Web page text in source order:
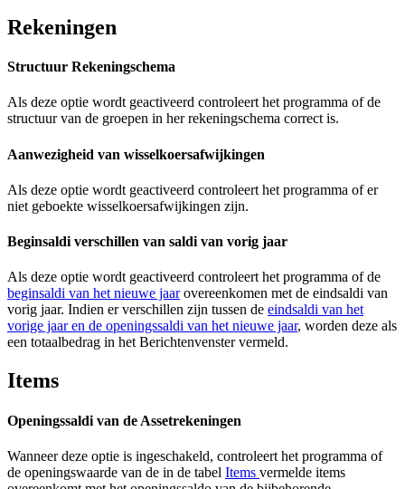
Rekeningen
Structuur Rekeningschema
Als deze optie wordt geactiveerd controleert het programma of de
structuur van de groepen in her rekeningschema correct is.
Aanwezigheid van wisselkoersafwijkingen
Als deze optie wordt geactiveerd controleert het programma of er
niet geboekte wisselkoersafwijkingen zijn.
Beginsaldi verschillen van saldi van vorig jaar
Als deze optie wordt geactiveerd controleert het programma of de
beginsaldi van het nieuwe jaarovereenkomen met de eindsaldi van
vorig jaar. Indien er verschillen zijn tussen de eindsaldi van het
vorige jaar en de openingssaldi van het nieuwe jaar, worden deze als
een totaalbedrag in het Berichtenvenster vermeld.
Items
Openingssaldi van de Assetrekeningen
Wanneer deze optie is ingeschakeld, controleert het programma of
de openingswaarde van de in de tabel Items vermelde items